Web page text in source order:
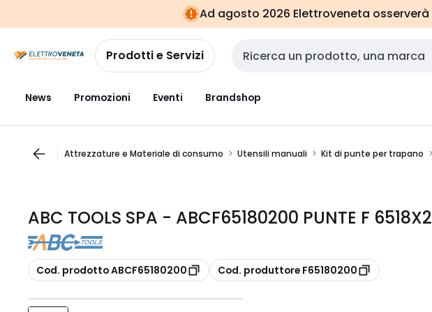
navigazionealla
pagina
Ad agosto 2026 Elettroveneta
Prodotti e Servizi Cerca input
News Promozioni Eventi Brandshop
Attrezzature e Materiale di consumo Utensili manuali Kit di punte per trapano
ABC TOOLS SPA - ABCF65180200 PUNTE F
copia
Cod. prodotto ABCF65180200 copia
Cod. produttore F65180200